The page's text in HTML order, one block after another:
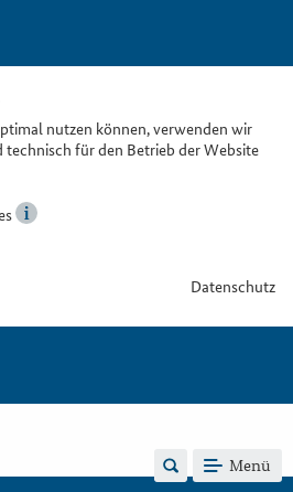
nutzen können, verwenden wir
technisch für den Betrieb der Website
Datenschutz
Menü